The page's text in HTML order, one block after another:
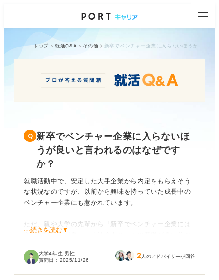
トップ 就活Q&A その他
新卒でベンチャー企業に入らないほ
うが良いと言われるのはなぜです
か？
就職活動中で、安定した大手企業から内定をもらえそう
な状況なのですが、以前から興味を持っていた成長中の
ベンチャー企業にも惹かれています。
ただ、親や大学の先輩から「新卒でベンチャー企業には
入らないほうが良い」「社会人としての基礎が身に着か
⋯続きを読む▼
大学4年生 男性
質問日： 2025/11/26 2 人のアドバイザーが回答